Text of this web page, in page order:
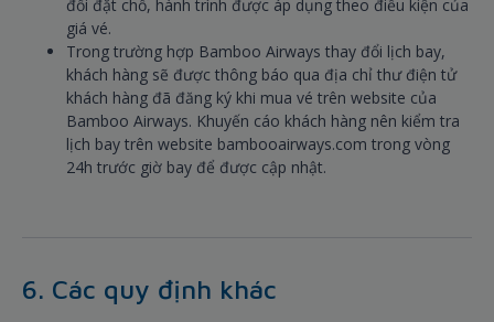
đổi đặt chỗ, hành trình được áp dụng theo điều kiện của
giá vé.
Trong trường hợp Bamboo Airways thay đổi lịch bay,
khách hàng sẽ được thông báo qua địa chỉ thư điện tử
khách hàng đã đăng ký khi mua vé trên website của
Bamboo Airways. Khuyến cáo khách hàng nên kiểm tra
lịch bay trên website bambooairways.com trong vòng
24h trước giờ bay để được cập nhật.
6. Các quy định khác